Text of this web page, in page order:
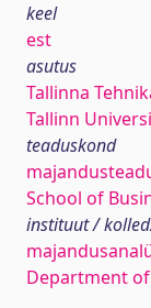
keel
est
asutus
Tallinna
Tallinn
teaduskond
School of
instituut /
Department